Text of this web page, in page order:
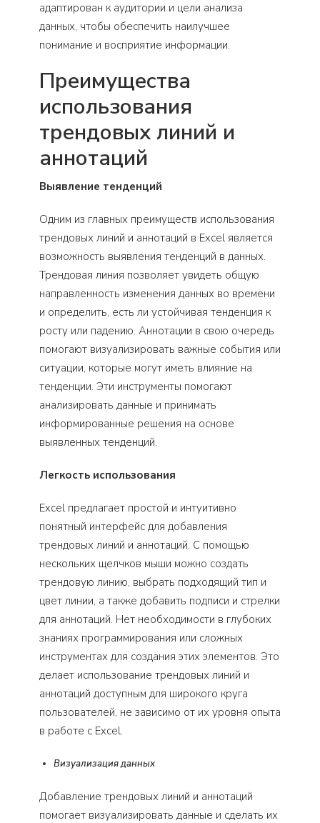
адаптирован к аудитории и цели анализа
данных, чтобы обеспечить наилучшее
понимание и восприятие информации.
Преимущества
использования
трендовых линий и
аннотаций
Выявление тенденций
Одним из главных преимуществ использования
трендовых линий и аннотаций в Excel является
возможность выявления тенденций в данных.
Трендовая линия позволяет увидеть общую
направленность изменения данных во времени
и определить, есть ли устойчивая тенденция к
росту или падению. Аннотации в свою очередь
помогают визуализировать важные события или
ситуации, которые могут иметь влияние на
тенденции. Эти инструменты помогают
анализировать данные и принимать
информированные решения на основе
выявленных тенденций.
Легкость использования
Excel предлагает простой и интуитивно
понятный интерфейс для добавления
трендовых линий и аннотаций. С помощью
нескольких щелчков мыши можно создать
трендовую линию, выбрать подходящий тип и
цвет линии, а также добавить подписи и стрелки
для аннотаций. Нет необходимости в глубоких
знаниях программирования или сложных
инструментах для создания этих элементов. Это
делает использование трендовых линий и
аннотаций доступным для широкого круга
пользователей, не зависимо от их уровня опыта
в работе с Excel.
Визуализация данных
Добавление трендовых линий и аннотаций
помогает визуализировать данные и сделать их